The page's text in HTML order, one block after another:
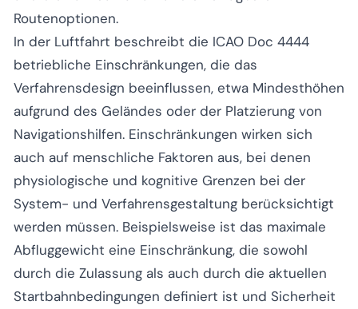
Routenoptionen.
In der Luftfahrt beschreibt die ICAO Doc 4444
betriebliche Einschränkungen, die das
Verfahrensdesign beeinflussen, etwa Mindesthöhen
aufgrund des Geländes oder der Platzierung von
Navigationshilfen. Einschränkungen wirken sich
auch auf menschliche Faktoren aus, bei denen
physiologische und kognitive Grenzen bei der
System- und Verfahrensgestaltung berücksichtigt
werden müssen. Beispielsweise ist das maximale
Abfluggewicht eine Einschränkung, die sowohl
durch die Zulassung als auch durch die aktuellen
Startbahnbedingungen definiert ist und Sicherheit